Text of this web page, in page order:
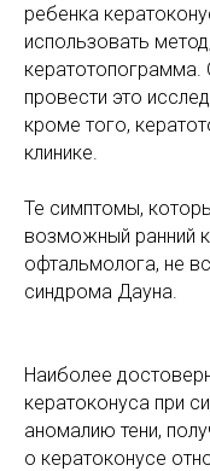
ребенка
использовать
кератотопограмма.
провести это
кроме того,
клинике.
Те симптомы,
возможный ранний
офтальмолога, не
синдрома Дауна.
Наиболее
кератоконуса при
аномалию тени,
о кератоконусе